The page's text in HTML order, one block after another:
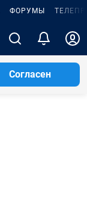
ФОРУМЫ
Согласен